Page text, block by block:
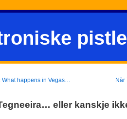
What happens in Vegas… Når
eller kanskje